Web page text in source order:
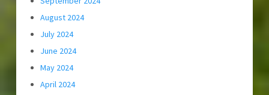
August 2024
July 2024
June 2024
May 2024
April 2024